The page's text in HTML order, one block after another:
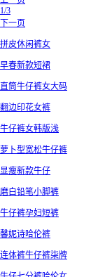
1/3
下一页
拼皮休闲裤女
早春新款短裙
直筒牛仔裤女大码
翻边印花女裤
牛仔裤女韩版浅
萝卜型宽松牛仔裤
显瘦新款牛仔
磨白铅笔小脚裤
牛仔裤孕妇短裤
馨妮诗哈伦裤
连体裤牛仔裤柒牌